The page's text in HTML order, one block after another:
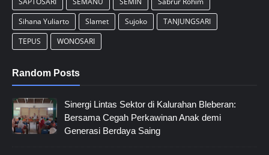
Sihana Yuliarto
Slamet Sujoko
TANJUNGSARI
TEPUS
WONOSARI
Random Posts
Sinergi Lintas Sektor di Kalurahan Bleberan:
Bersama Cegah Perkawinan Anak demi
Generasi Berdaya Saing